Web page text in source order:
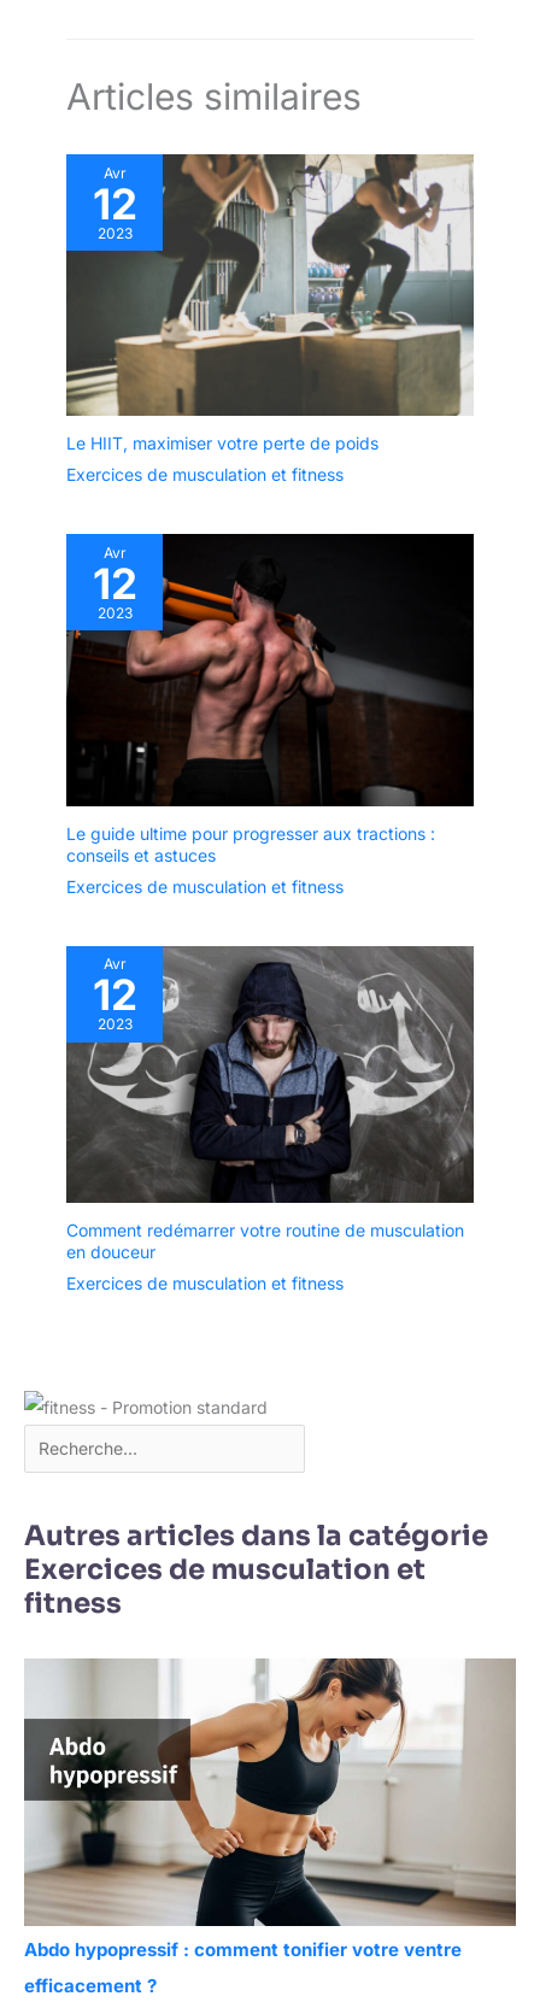
Articles similaires
Avr
12
2023
Le HIIT, maximiser votre perte de poids
Exercices de musculation et fitness
Avr
12
2023
Le guide ultime pour progresser aux tractions :
conseils et astuces
Exercices de musculation et fitness
Avr
12
2023
Comment redémarrer votre routine de musculation
en douceur
Exercices de musculation et fitness
Autres articles dans la catégorie
Exercices de musculation et
fitness
Abdo hypopressif : comment tonifier votre ventre
efficacement ?